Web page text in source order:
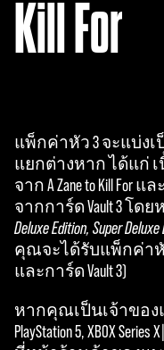
a
y
By
click
ing
you
agre
Kill For
แพ็กค่าหัว 3 จะแบ่ง
แยกต่างหาก ได้แก่
จาก A Zane to Kill
จากการ์ด Vault 3 โ
Deluxe Edition, Super Deluxe
คุณจะได้รับแพ็กค่าหัว
และการ์ด Vault 3)
หากคุณเป็นเจ้าของ
PlayStation 5, XBOX